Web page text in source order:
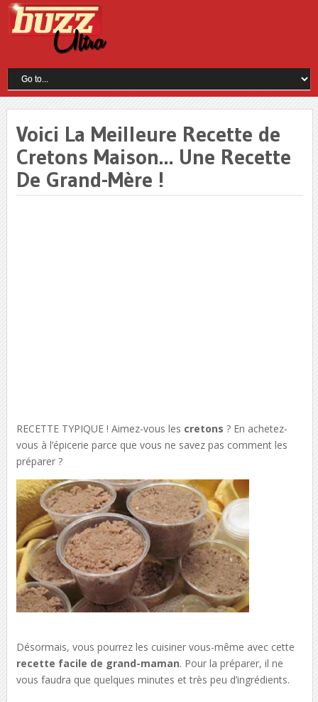
Voici La Meilleure Recette de
Cretons Maison… Une Recette
De Grand-Mère !
RECETTE TYPIQUE ! Aimez-vous les cretons ? En achetez-
vous à l’épicerie parce que vous ne savez pas comment les
préparer ?
Désormais, vous pourrez les cuisiner vous-même avec cette
recette facile de grand-maman. Pour la préparer, il ne
vous faudra que quelques minutes et très peu d’ingrédients.